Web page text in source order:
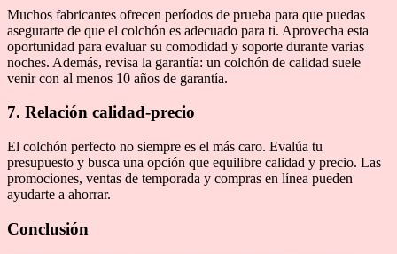
Muchos fabricantes ofrecen períodos de prueba para que puedas
asegurarte de que el colchón es adecuado para ti. Aprovecha esta
oportunidad para evaluar su comodidad y soporte durante varias
noches. Además, revisa la garantía: un colchón de calidad suele
venir con al menos 10 años de garantía.
7. Relación calidad-precio
El colchón perfecto no siempre es el más caro. Evalúa tu
presupuesto y busca una opción que equilibre calidad y precio. Las
promociones, ventas de temporada y compras en línea pueden
ayudarte a ahorrar.
Conclusión